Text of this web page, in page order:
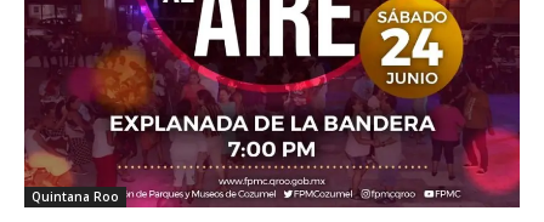
Quintana Roo